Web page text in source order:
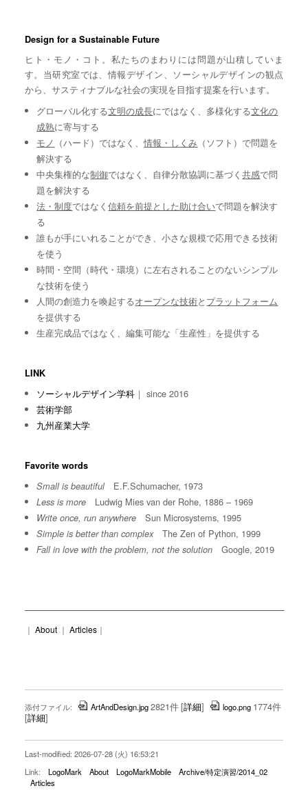
Design for a Sustainable Future
ヒト・モノ・コト。私たちのまわりには問題が山積していま
す。当研究室では、情報デザイン、ソーシャルデザインの観点
から、サスティナブルな社会の実現を目指す提案を行います。
グローバル化する文明の成長にではなく、多様化する文化の
成熟に寄与する
モノ （ハード）ではなく、情報・しくみ （ソフト）で問題を
解決する
中央集権的な制御ではなく、自律分散協調に基づく共感で問
題を解決する
法・制度ではなく信頼を前提とした助け合いで問題を解決す
る
誰もが手にいれることができ、小さな規模で応用できる技術
を使う
時間・空間（時代・環境）に左右されることのないシンプル
な技術を使う
人間の創造力を喚起するオープンな技術と プラットフォーム
を提供する
生産完成品ではなく、編集可能な「生産性」を提供する
LINK
ソーシャルデザイン学科 ｜ since 2016
芸術学部
九州産業大学
Favorite words
Small is beautifulE.F.Schumacher, 1973
Less is more Ludwig Mies van der Rohe, 1886 – 1969
Write once, run anywhere Sun Microsystems, 1995
Simple is better than complexThe Zen of Python, 1999
Fall in love with the problem, not the solution Google, 2019
｜ About｜ Articles｜
添付ファイル: ArtAndDesign.jpg2821件[詳細] logo.png 1774件
[詳細]
Last-modified: 2026-07-28 (火) 16:53:21
Link:
LogoMark About LogoMarkMobile
Archive/特定演習/2014_02
Articles